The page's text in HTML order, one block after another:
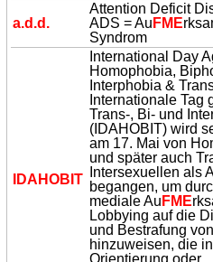
a.d.d.
Attention Deficit
ADS = Au FME
Syndrom
IDAHOBIT
International Day
Homophobia,
Interphobia &
Internationale Tag
Trans-, Bi- und
(IDAHOBIT) wird
am 17. Mai von
und später auch
Intersexuellen als
begangen, um
mediale Au FME
Lobbying auf die
und Bestrafung
hinzuweisen, die